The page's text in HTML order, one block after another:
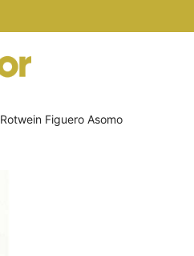
Rotwein Figuero Asomo